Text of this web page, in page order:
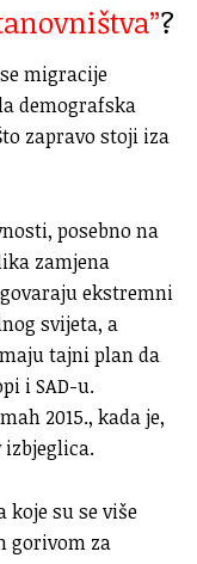
?
migracije
demografska
zapravo stoji iza
posebno na
zamjena
ekstremni
svijeta, a
tajni plan da
i SAD-u.
2015., kada je,
izbjeglica.
koje su se više
gorivom za